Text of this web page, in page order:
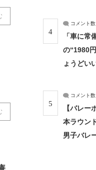
4
コメント数
「車に
の“1980
ょうどい
5
コメント数
【バレー
本ラウン
男子バレ